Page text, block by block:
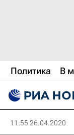
Политика В
11:55 26.04.2020